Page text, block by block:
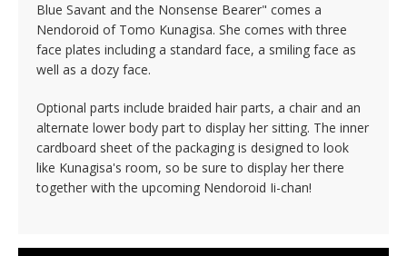
Blue Savant and the Nonsense Bearer" comes a
Nendoroid of Tomo Kunagisa. She comes with three
face plates including a standard face, a smiling face as
well as a dozy face.
Optional parts include braided hair parts, a chair and an
alternate lower body part to display her sitting. The inner
cardboard sheet of the packaging is designed to look
like Kunagisa's room, so be sure to display her there
together with the upcoming Nendoroid Ii-chan!